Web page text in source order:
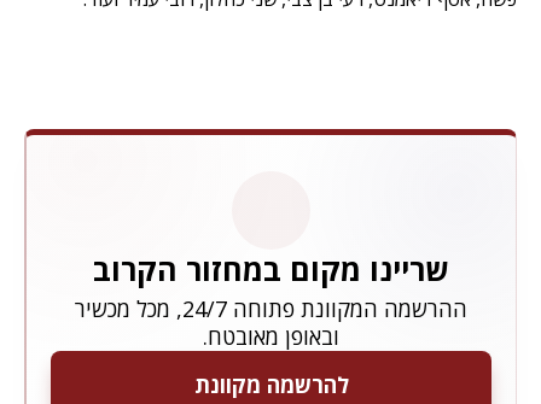
שריינו מקום במחזור הקרוב
ההרשמה המקוונת פתוחה 24/7, מכל מכשיר
ובאופן מאובטח.
להרשמה מקוונת